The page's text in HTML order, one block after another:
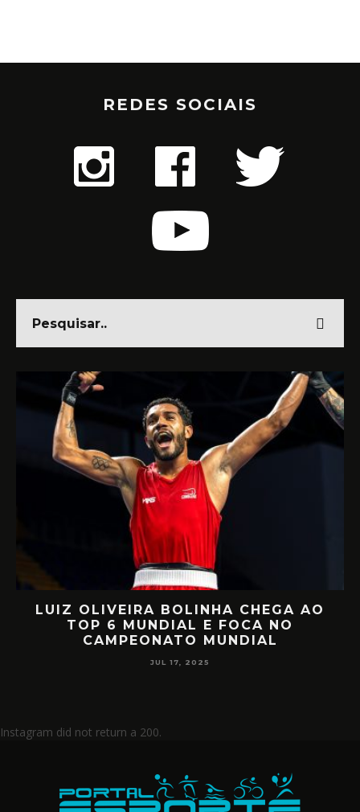
REDES SOCIAIS
BOLINHA CHEGA AO
MUNDIAL E FOCA NO
MUNDIAL
RETORNO
MIILLER E
Instagram did not return a 200.